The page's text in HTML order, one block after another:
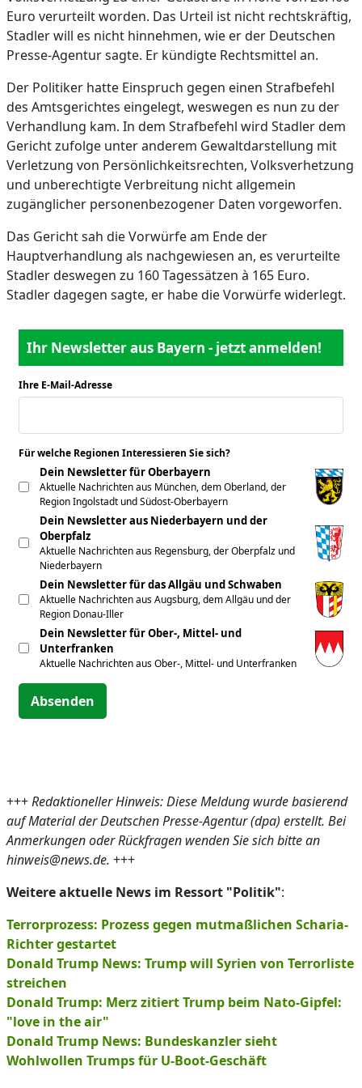
Euro verurteilt worden. Das Urteil ist nicht rechtskräftig,
Stadler will es nicht hinnehmen, wie er der Deutschen
Presse-Agentur sagte. Er kündigte Rechtsmittel an.
Der Politiker hatte Einspruch gegen einen Strafbefehl
des Amtsgerichtes eingelegt, weswegen es nun zu der
Verhandlung kam. In dem Strafbefehl wird Stadler dem
Gericht zufolge unter anderem Gewaltdarstellung mit
Verletzung von Persönlichkeitsrechten, Volksverhetzung
und unberechtigte Verbreitung nicht allgemein
zugänglicher personenbezogener Daten vorgeworfen.
Das Gericht sah die Vorwürfe am Ende der
Hauptverhandlung als nachgewiesen an, es verurteilte
Stadler deswegen zu 160 Tagessätzen à 165 Euro.
Stadler dagegen sagte, er habe die Vorwürfe widerlegt.
Ihr Newsletter aus Bayern - jetzt anmelden!
Ihre E-Mail-Adresse
Für welche Regionen Interessieren Sie sich?
Dein Newsletter für Oberbayern
Aktuelle Nachrichten aus München, dem Oberland, der
Region Ingolstadt und Südost-Oberbayern
Dein Newsletter aus Niederbayern und der
Oberpfalz
Aktuelle Nachrichten aus Regensburg, der Oberpfalz und
Niederbayern
Dein Newsletter für das Allgäu und Schwaben
Aktuelle Nachrichten aus Augsburg, dem Allgäu und der
Region Donau-Iller
Dein Newsletter für Ober-, Mittel- und
Unterfranken
Aktuelle Nachrichten aus Ober-, Mittel- und Unterfranken
Absenden
+++Redaktioneller Hinweis: Diese Meldung wurde basierend
auf Material der Deutschen Presse-Agentur (dpa) erstellt. Bei
Anmerkungen oder Rückfragen wenden Sie sich bitte an
hinweis@news.de. +++
Weitere aktuelle News im Ressort "Politik":
Terrorprozess: Prozess gegen mutmaßlichen Scharia-
Richter gestartet
Donald Trump News: Trump will Syrien von Terrorliste
streichen
Donald Trump: Merz zitiert Trump beim Nato-Gipfel:
"love in the air"
Donald Trump News: Bundeskanzler sieht
Wohlwollen Trumps für U-Boot-Geschäft